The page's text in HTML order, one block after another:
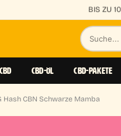
Suche
nach
Produkten
CBD-ÖL CBD-PAKETE
Hash CBN Schwarze Mamba